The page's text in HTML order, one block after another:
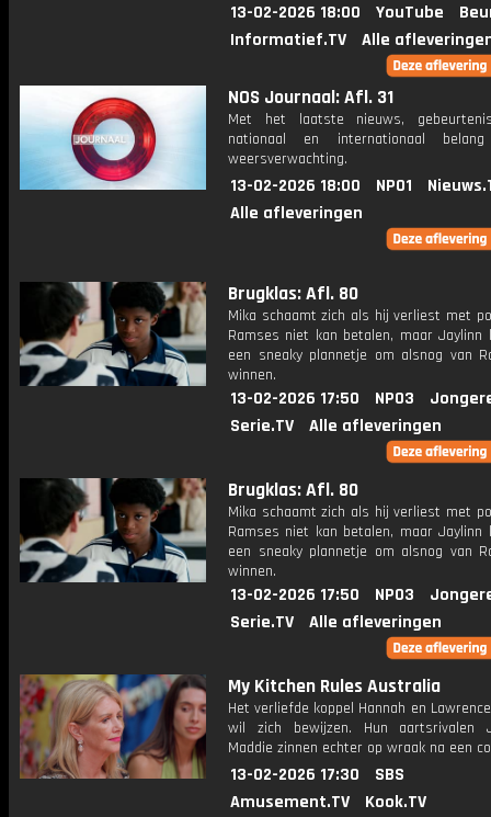
13-02-2026 18:00 YouTube
Informatief.TV
Alle
NOS Journaal: Afl. 31
Met het laatste nieuws,
nationaal en internationaal
weersverwachting.
13-02-2026 18:00 NPO1
Alle afleveringen
Brugklas: Afl. 80
Mika schaamt zich als hij verliest met
Ramses niet kan betalen, maar Jaylinn
een sneaky plannetje om alsnog van
winnen.
13-02-2026 17:50 NPO3
Serie.TV
Alle afleveringen
Brugklas: Afl. 80
Mika schaamt zich als hij verliest met
Ramses niet kan betalen, maar Jaylinn
een sneaky plannetje om alsnog van
winnen.
13-02-2026 17:50 NPO3
Serie.TV
Alle afleveringen
My Kitchen Rules Australia
Het verliefde koppel Hannah en
wil zich bewijzen. Hun aartsrivalen
Maddie zinnen echter op wraak na een
13-02-2026 17:30
SBS
Amusement.TV
Kook.TV